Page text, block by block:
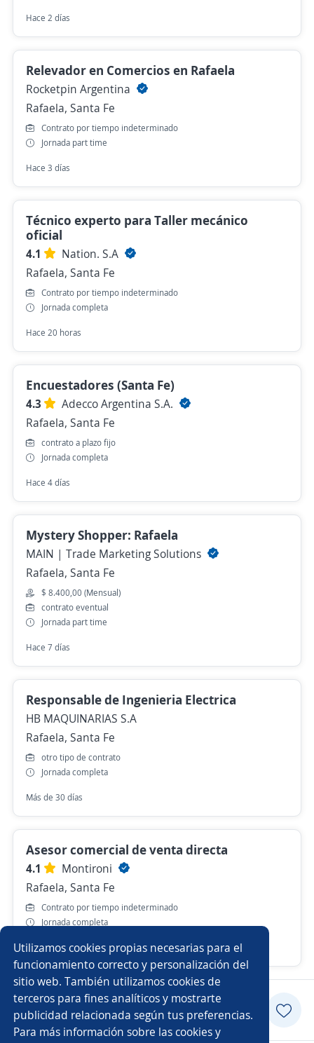
Utilizamos cookies propias necesarias para el
funcionamiento correcto y personalización del
sitio web. También utilizamos cookies de
terceros para fines analíticos y mostrarte
publicidad relacionada según tus preferencias.
Para más información sobre las cookies y
Hace 2 días
Relevador en Comercios en Rafaela
Rocketpin Argentina
Rafaela, Santa Fe
Contrato por tiempo indeterminado
Jornada part time
Hace 3 días
Técnico experto para Taller mecánico
oficial
4.1
Nation. S.A
Rafaela, Santa Fe
Contrato por tiempo indeterminado
Jornada completa
Hace 20 horas
Encuestadores (Santa Fe)
4.3
Adecco Argentina S.A.
Rafaela, Santa Fe
contrato a plazo fijo
Jornada completa
Hace 4 días
Mystery Shopper: Rafaela
MAIN | Trade Marketing Solutions
Rafaela, Santa Fe
$ 8.400,00 (Mensual)
contrato eventual
Jornada part time
Hace 7 días
Responsable de Ingenieria Electrica
HB MAQUINARIAS S.A
Rafaela, Santa Fe
otro tipo de contrato
Jornada completa
Más de 30 días
Asesor comercial de venta directa
4.1
Montironi
Rafaela, Santa Fe
Contrato por tiempo indeterminado
Jornada completa
Hace 5 días
Postularme